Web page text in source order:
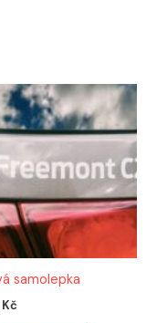
samolepka
Kč
Tento
produkt
má
více
variant.
Možnosti
lze